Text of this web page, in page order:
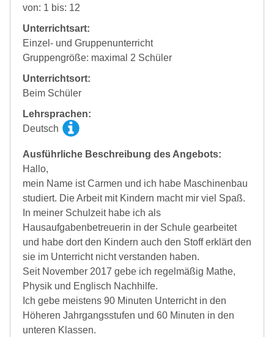
von: 1 bis: 12
Unterrichtsart:
Einzel- und Gruppenunterricht
Gruppengröße: maximal 2 Schüler
Unterrichtsort:
Beim Schüler
Lehrsprachen:
Deutsch
Ausführliche Beschreibung des Angebots:
Hallo,
mein Name ist Carmen und ich habe Maschinenbau
studiert. Die Arbeit mit Kindern macht mir viel Spaß.
In meiner Schulzeit habe ich als
Hausaufgabenbetreuerin in der Schule gearbeitet
und habe dort den Kindern auch den Stoff erklärt den
sie im Unterricht nicht verstanden haben.
Seit November 2017 gebe ich regelmäßig Mathe,
Physik und Englisch Nachhilfe.
Ich gebe meistens 90 Minuten Unterricht in den
Höheren Jahrgangsstufen und 60 Minuten in den
unteren Klassen.